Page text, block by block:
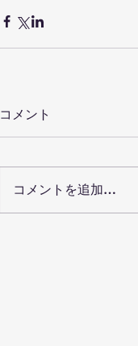
コメント
コメントを追加…